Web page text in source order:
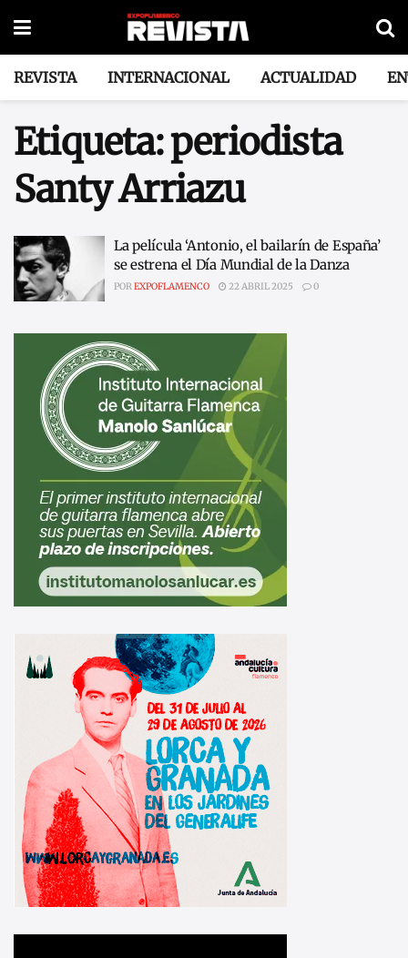
REVISTA INTERNACIONAL ACTUALIDAD
Etiqueta:periodista
Santy Arriazu
La película ‘Antonio, el bailarín de España’
se estrena el Día Mundial de la Danza
POREXPOFLAMENCO 22 ABRIL 2025 0